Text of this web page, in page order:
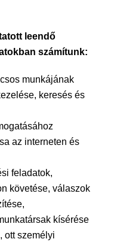
leendő
számítunk:
munkájának
keresés és
az interneten és
feladatok,
követése, válaszok
kísérése
ott személyi